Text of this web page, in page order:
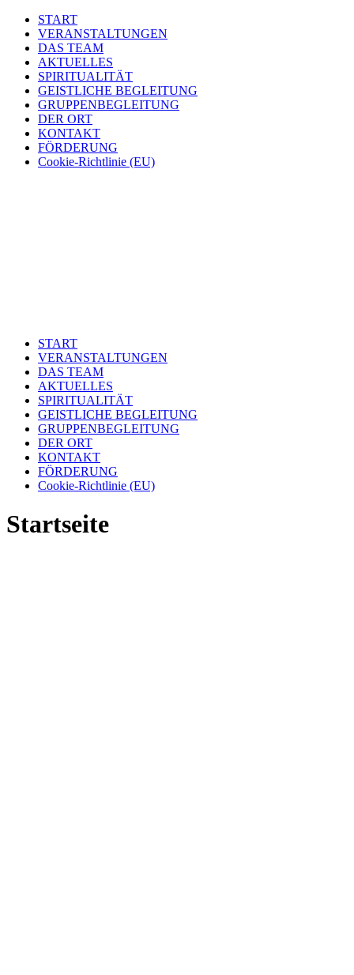
START
VERANSTALTUNGEN
DAS TEAM
AKTUELLES
SPIRITUALITÄT
GEISTLICHE BEGLEITUNG
GRUPPENBEGLEITUNG
DER ORT
KONTAKT
FÖRDERUNG
Cookie-Richtlinie (EU)
START
VERANSTALTUNGEN
DAS TEAM
AKTUELLES
SPIRITUALITÄT
GEISTLICHE BEGLEITUNG
GRUPPENBEGLEITUNG
DER ORT
KONTAKT
FÖRDERUNG
Cookie-Richtlinie (EU)
Startseite